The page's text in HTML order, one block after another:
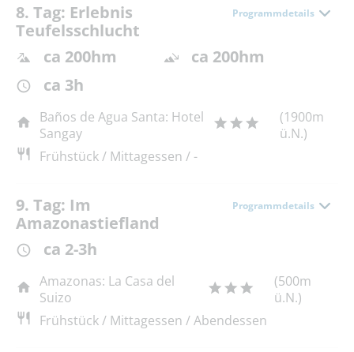
8. Tag: Erlebnis
Teufelsschlucht
Programmdetails
ca 200hm
ca 200hm
ca 3h
Baños de Agua Santa: Hotel
Sangay
(1900m
ü.N.)
Frühstück / Mittagessen / -
9. Tag: Im
Amazonastiefland
Programmdetails
ca 2-3h
Amazonas: La Casa del
Suizo
(500m
ü.N.)
Frühstück / Mittagessen / Abendessen